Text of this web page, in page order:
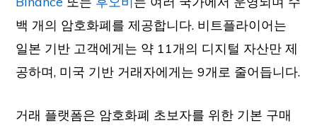
백 개의 암호화폐를 제공합니다. 비트플라이어는
일본 기반 고객에게는 약 11개의 디지털 자산만 제
공하며, 미국 기반 거래자에게는 9개로 줄어듭니다.
거래 플랫폼은 암호화폐 초보자를 위한 기본 구매